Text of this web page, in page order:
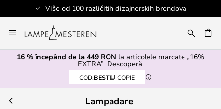
Sigurno plaćanje
la
Continut
16 % începând de la 449 RON la articolele marcate „16%
EXTRA” Descoperă
COD:BEST COPIE
Lampadare